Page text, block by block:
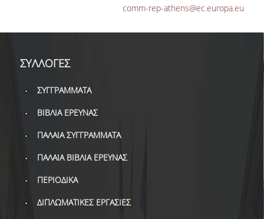
comm-rep-athens@ec.europa.eu
ΣΥΛΛΟΓΕΣ
ΣΥΓΓΡΑΜΜΑΤΑ
ΒΙΒΛΙΑ ΕΡΕΥΝΑΣ
ΠΑΛΑΙΑ ΣΥΓΓΡΑΜΜΑΤΑ
ΠΑΛΑΙΑ ΒΙΒΛΙΑ ΕΡΕΥΝΑΣ
ΠΕΡΙΟΔΙΚΑ
ΔΙΠΛΩΜΑΤΙΚΕΣ ΕΡΓΑΣΙΕΣ